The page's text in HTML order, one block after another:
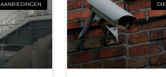
AANBIEDINGEN